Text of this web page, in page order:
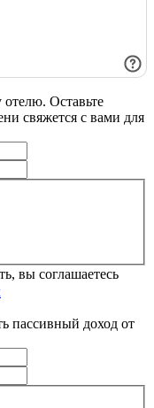
Оставьте
свяжется с вами для
вы соглашаетесь
пассивный доход от